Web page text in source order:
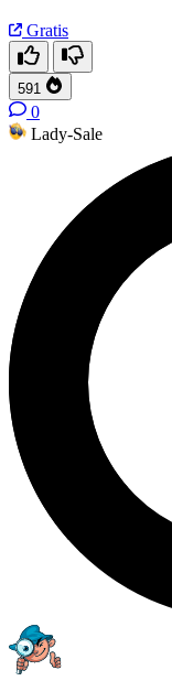
Gratis
591
0
Lady-Sale